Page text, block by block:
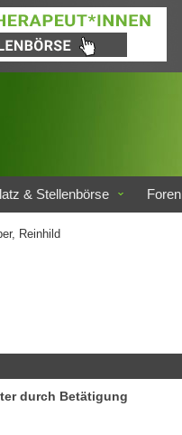
& Stellenbörse Foren
Reinhild
durch Betätigung